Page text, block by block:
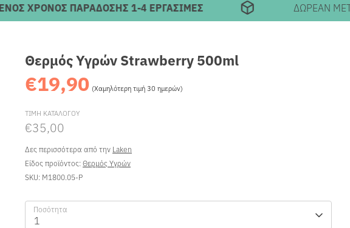
ΠΑΡΑΔΟΣΗΣ 1-4 ΕΡΓΑΣΙΜΕΣ ΔΩΡΕΑΝ
Θερμός Υγρών Strawberry 500ml
€19,90 (Χαμηλότερη τιμή 30 ημερών)
ΤΙΜΗ ΚΑΤΑΛΟΓΟΥ
€35,00
Δες περισσότερα από την Laken
Είδος προϊόντος:Θερμός Υγρών
SKU: M1800.05-P
Ποσότητα
1